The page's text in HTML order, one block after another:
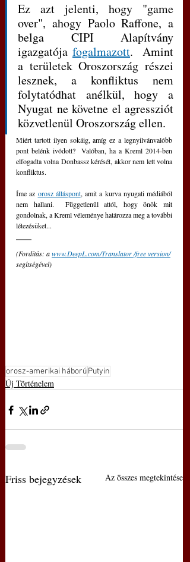
Ez azt jelenti, hogy "game
over", ahogy Paolo Raffone, a
belga CIPI Alapítvány
igazgatója fogalmazott.  Amint
a területek Oroszország részei
lesznek, a konfliktus nem
folytatódhat anélkül, hogy a
Nyugat ne követne el agressziót
közvetlenül Oroszország ellen.
Miért tartott ilyen sokáig, amíg ez a legnyilvánvalóbb
pont belénk ivódott?  Valóban, ha a Kreml 2014-ben
elfogadta volna Donbassz kérését, akkor nem lett volna
konfliktus.
Íme az orosz álláspont, amit a kurva nyugati médiából
nem hallani.  Függetlenül attól, hogy önök mit
gondolnak, a Kreml véleménye határozza meg a további
létezésüket...
(Fordítás: a www.DeepL.com/Translator /free version/
segítségével)
orosz-amerikai háborúPutyin
Új Történelem
Friss bejegyzések Az összes megtekintése